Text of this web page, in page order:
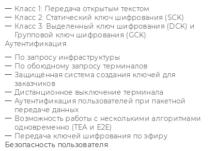
Класс 1: Передача открытым текстом
Класс 2: Статический ключ шифрования (SCK)
Класс 3: Выделенный ключ шифрования (DCK) и
Групповой ключ шифрования (GCK)
Аутентификация
По запросу инфраструктуры
По обоюдному запросу терминалов
Защищённая система создания ключей для
заказчиков
Дистанционное выключение терминала
Аутентификация пользователей при пакетной
передаче данных
Возможность работы с несколькими алгоритмами
одновременно (TEA и E2E)
Передача ключей шифрования по эфиру
Безопасность пользователя